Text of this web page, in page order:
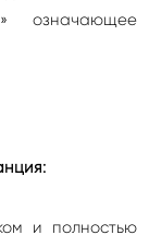
означающее
и полностью